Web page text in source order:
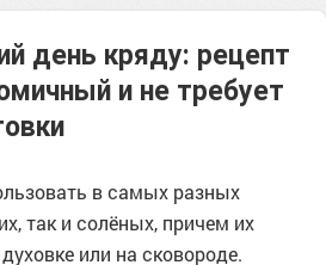
день кряду: рецепт
и не требует
в самых разных
так и солёных, причем их
или на сковороде.